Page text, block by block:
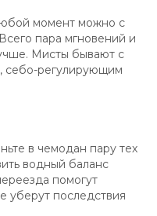
момент можно с
пара мгновений и
Мисты бывают с
себо-регулирующим
в чемодан пару тех
водный баланс
помогут
уберут последствия